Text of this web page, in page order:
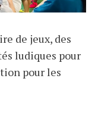
de jeux, des
ludiques pour
pour les